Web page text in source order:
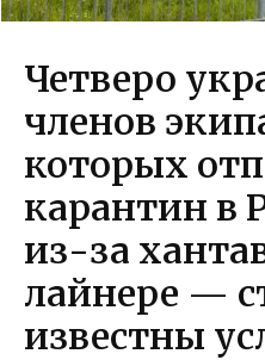
Четверо
членов
которых
карантин в
из-за
лайнере —
известны